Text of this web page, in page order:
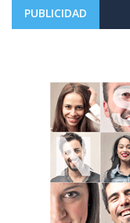
PUBLICIDAD